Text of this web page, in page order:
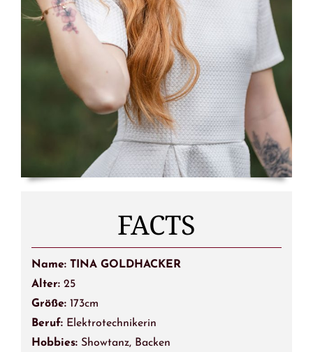
FACTS
Name: TINA GOLDHACKER
Alter:25
Größe: 173cm
Beruf:Elektrotechnikerin
Hobbies:Showtanz, Backen